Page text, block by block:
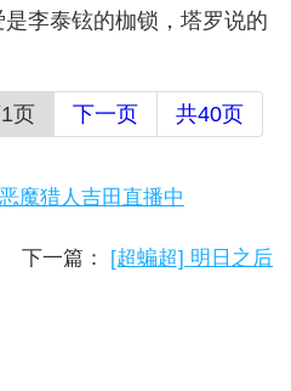
李泰铉的枷锁，塔罗说的
页 下一页 共40页
魔猎人吉田直播中
下一篇： [超蝙超] 明日之后